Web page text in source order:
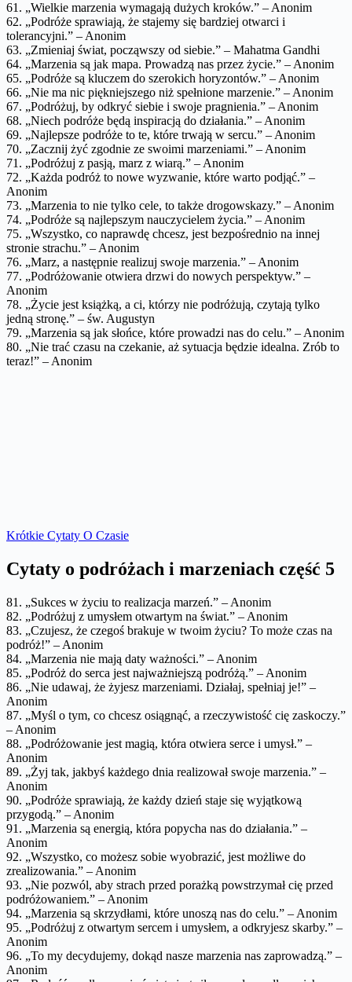
61. „Wielkie marzenia wymagają dużych kroków.” – Anonim
62. „Podróże sprawiają, że stajemy się bardziej otwarci i
tolerancyjni.” – Anonim
63. „Zmieniaj świat, począwszy od siebie.” – Mahatma Gandhi
64. „Marzenia są jak mapa. Prowadzą nas przez życie.” – Anonim
65. „Podróże są kluczem do szerokich horyzontów.” – Anonim
66. „Nie ma nic piękniejszego niż spełnione marzenie.” – Anonim
67. „Podróżuj, by odkryć siebie i swoje pragnienia.” – Anonim
68. „Niech podróże będą inspiracją do działania.” – Anonim
69. „Najlepsze podróże to te, które trwają w sercu.” – Anonim
70. „Zacznij żyć zgodnie ze swoimi marzeniami.” – Anonim
71. „Podróżuj z pasją, marz z wiarą.” – Anonim
72. „Każda podróż to nowe wyzwanie, które warto podjąć.” –
Anonim
73. „Marzenia to nie tylko cele, to także drogowskazy.” – Anonim
74. „Podróże są najlepszym nauczycielem życia.” – Anonim
75. „Wszystko, co naprawdę chcesz, jest bezpośrednio na innej
stronie strachu.” – Anonim
76. „Marz, a następnie realizuj swoje marzenia.” – Anonim
77. „Podróżowanie otwiera drzwi do nowych perspektyw.” –
Anonim
78. „Życie jest książką, a ci, którzy nie podróżują, czytają tylko
jedną stronę.” – św. Augustyn
79. „Marzenia są jak słońce, które prowadzi nas do celu.” – Anonim
80. „Nie trać czasu na czekanie, aż sytuacja będzie idealna. Zrób to
teraz!” – Anonim
Krótkie Cytaty O Czasie
Cytaty o podróżach i marzeniach część 5
81. „Sukces w życiu to realizacja marzeń.” – Anonim
82. „Podróżuj z umysłem otwartym na świat.” – Anonim
83. „Czujesz, że czegoś brakuje w twoim życiu? To może czas na
podróż!” – Anonim
84. „Marzenia nie mają daty ważności.” – Anonim
85. „Podróż do serca jest najważniejszą podróżą.” – Anonim
86. „Nie udawaj, że żyjesz marzeniami. Działaj, spełniaj je!” –
Anonim
87. „Myśl o tym, co chcesz osiągnąć, a rzeczywistość cię zaskoczy.”
– Anonim
88. „Podróżowanie jest magią, która otwiera serce i umysł.” –
Anonim
89. „Żyj tak, jakbyś każdego dnia realizował swoje marzenia.” –
Anonim
90. „Podróże sprawiają, że każdy dzień staje się wyjątkową
przygodą.” – Anonim
91. „Marzenia są energią, która popycha nas do działania.” –
Anonim
92. „Wszystko, co możesz sobie wyobrazić, jest możliwe do
zrealizowania.” – Anonim
93. „Nie pozwól, aby strach przed porażką powstrzymał cię przed
podróżowaniem.” – Anonim
94. „Marzenia są skrzydłami, które unoszą nas do celu.” – Anonim
95. „Podróżuj z otwartym sercem i umysłem, a odkryjesz skarby.” –
Anonim
96. „To my decydujemy, dokąd nasze marzenia nas zaprowadzą.” –
Anonim